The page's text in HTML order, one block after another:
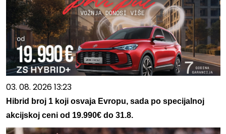
03. 08. 2026 13:23
Hibrid broj 1 koji osvaja Evropu, sada po specijalnoj
akcijskoj ceni od 19.990€ do 31.8.